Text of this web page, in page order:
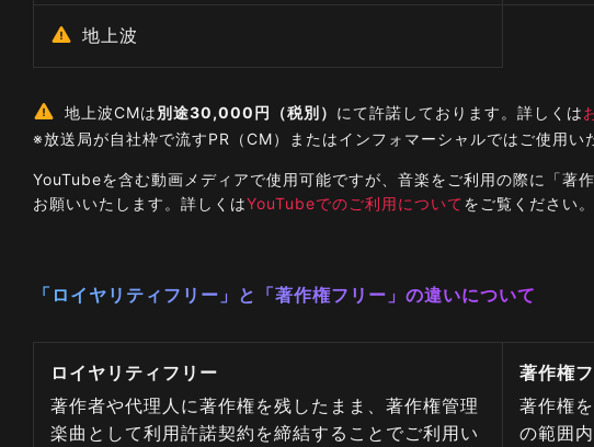
地上波
地上波CMは別途30,000円（税別） にて許諾しております。詳しくは
※放送局が自社枠で流すPR（CM）またはインフォマーシャルではご使用い
YouTubeを含む動画メディアで使用可能ですが、音楽をご利用の際に「著
お願いいたします。詳しくはYouTubeでのご利用についてをご覧ください。
「ロイヤリティフリー」と「著作権フリー」の違いについて
ロイヤリティフリー
著作者や代理人に著作権を残したまま、著作権管理
楽曲として利用許諾契約を締結することでご利用い
著作権
著作権
の範囲